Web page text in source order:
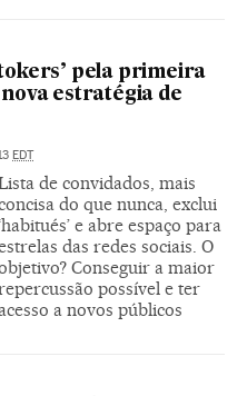
pela primeira
estratégia de
EDT
de convidados, mais
do que nunca, exclui
e abre espaço para
das redes sociais. O
Conseguir a maior
possível e ter
a novos públicos